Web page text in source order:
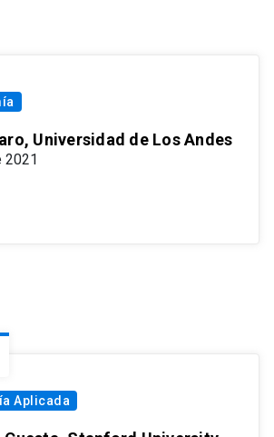
Universidad de Los Andes
2021
Aplicada